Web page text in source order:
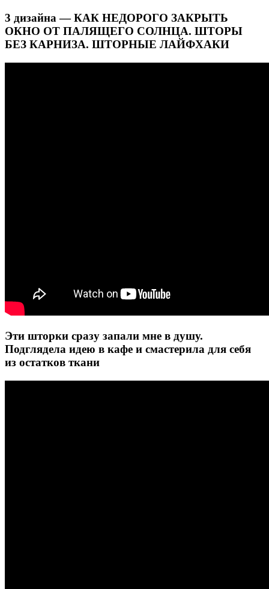
3 дизайна — КАК НЕДОРОГО ЗАКРЫТЬ
ОКНО ОТ ПАЛЯЩЕГО СОЛНЦА. ШТОРЫ
БЕЗ КАРНИЗА. ШТОРНЫЕ ЛАЙФХАКИ
Эти шторки сразу запали мне в душу.
Подглядела идею в кафе и смастерила для себя
из остатков ткани